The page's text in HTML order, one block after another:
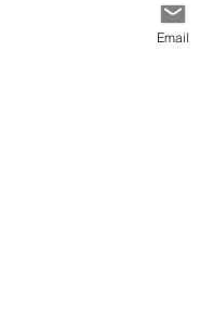
couleur que vous
toujours les mêmes
Email